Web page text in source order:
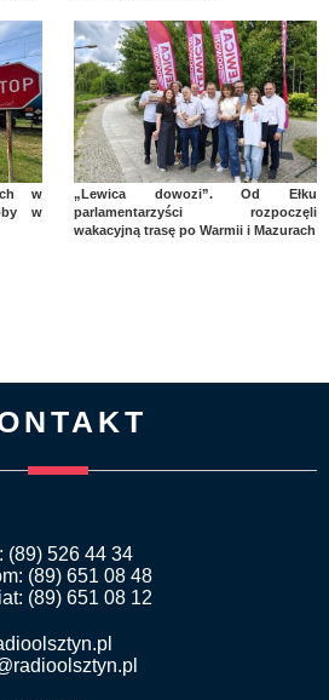
w
w
„Lewica dowozi”. Od Ełku
parlamentarzyści rozpoczęli
wakacyjną trasę po Warmii i Mazurach
(89) 526 44 34
(89) 651 08 48
(89) 651 08 12